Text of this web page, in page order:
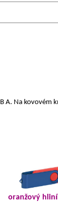
A. Na kovovém
oranžový